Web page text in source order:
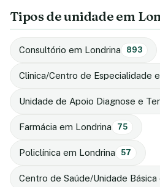
Tipos de unidade em
Consultório em Londrina 893
Clinica/Centro de Especialidade
Unidade de Apoio Diagnose e
Farmácia em Londrina 75
Policlínica em Londrina 57
Centro de Saúde/Unidade Básica